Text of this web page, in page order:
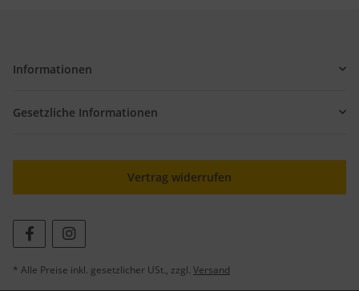
Informationen
Gesetzliche Informationen
Vertrag widerrufen
* Alle Preise inkl. gesetzlicher USt., zzgl. Versand